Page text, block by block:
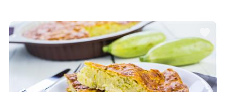
postat će hit u kuhinji, a možete ga poslužiti uz
umak po želji.